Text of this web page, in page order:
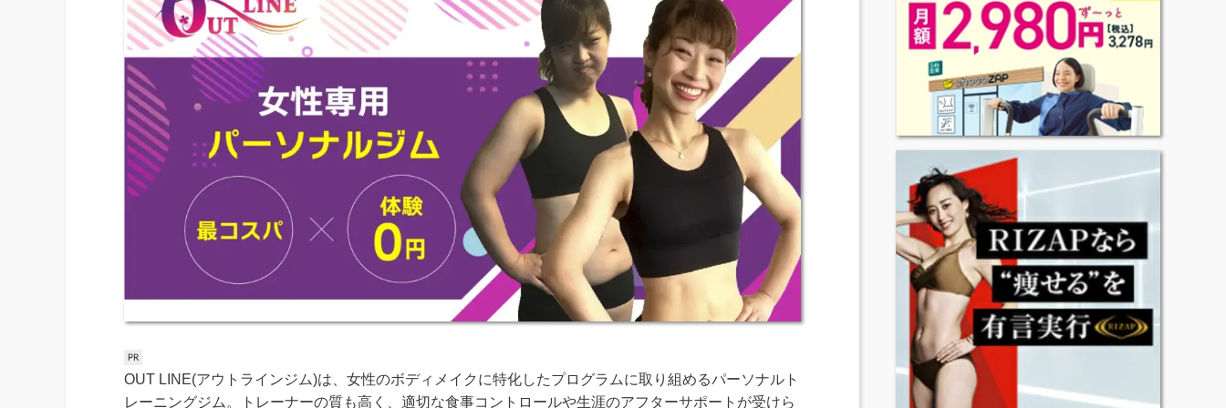
OUT LINE(アウトラインジム)は、女性のボディメイクに特化したプログラムに取り組めるパーソナルト
レーニングジム。トレーナーの質も高く、適切な食事コントロールや生涯のアフターサポートが受けら